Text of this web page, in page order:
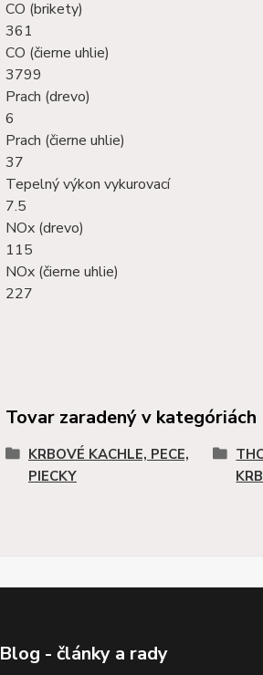
CO (brikety)
361
CO (čierne uhlie)
3799
Prach (drevo)
6
Prach (čierne uhlie)
37
Tepelný výkon vykurovací
7.5
NOx (drevo)
115
NOx (čierne uhlie)
227
Tovar zaradený v kategóriách
KRBOVÉ KACHLE, PECE,
PIECKY
Blog - články a rady